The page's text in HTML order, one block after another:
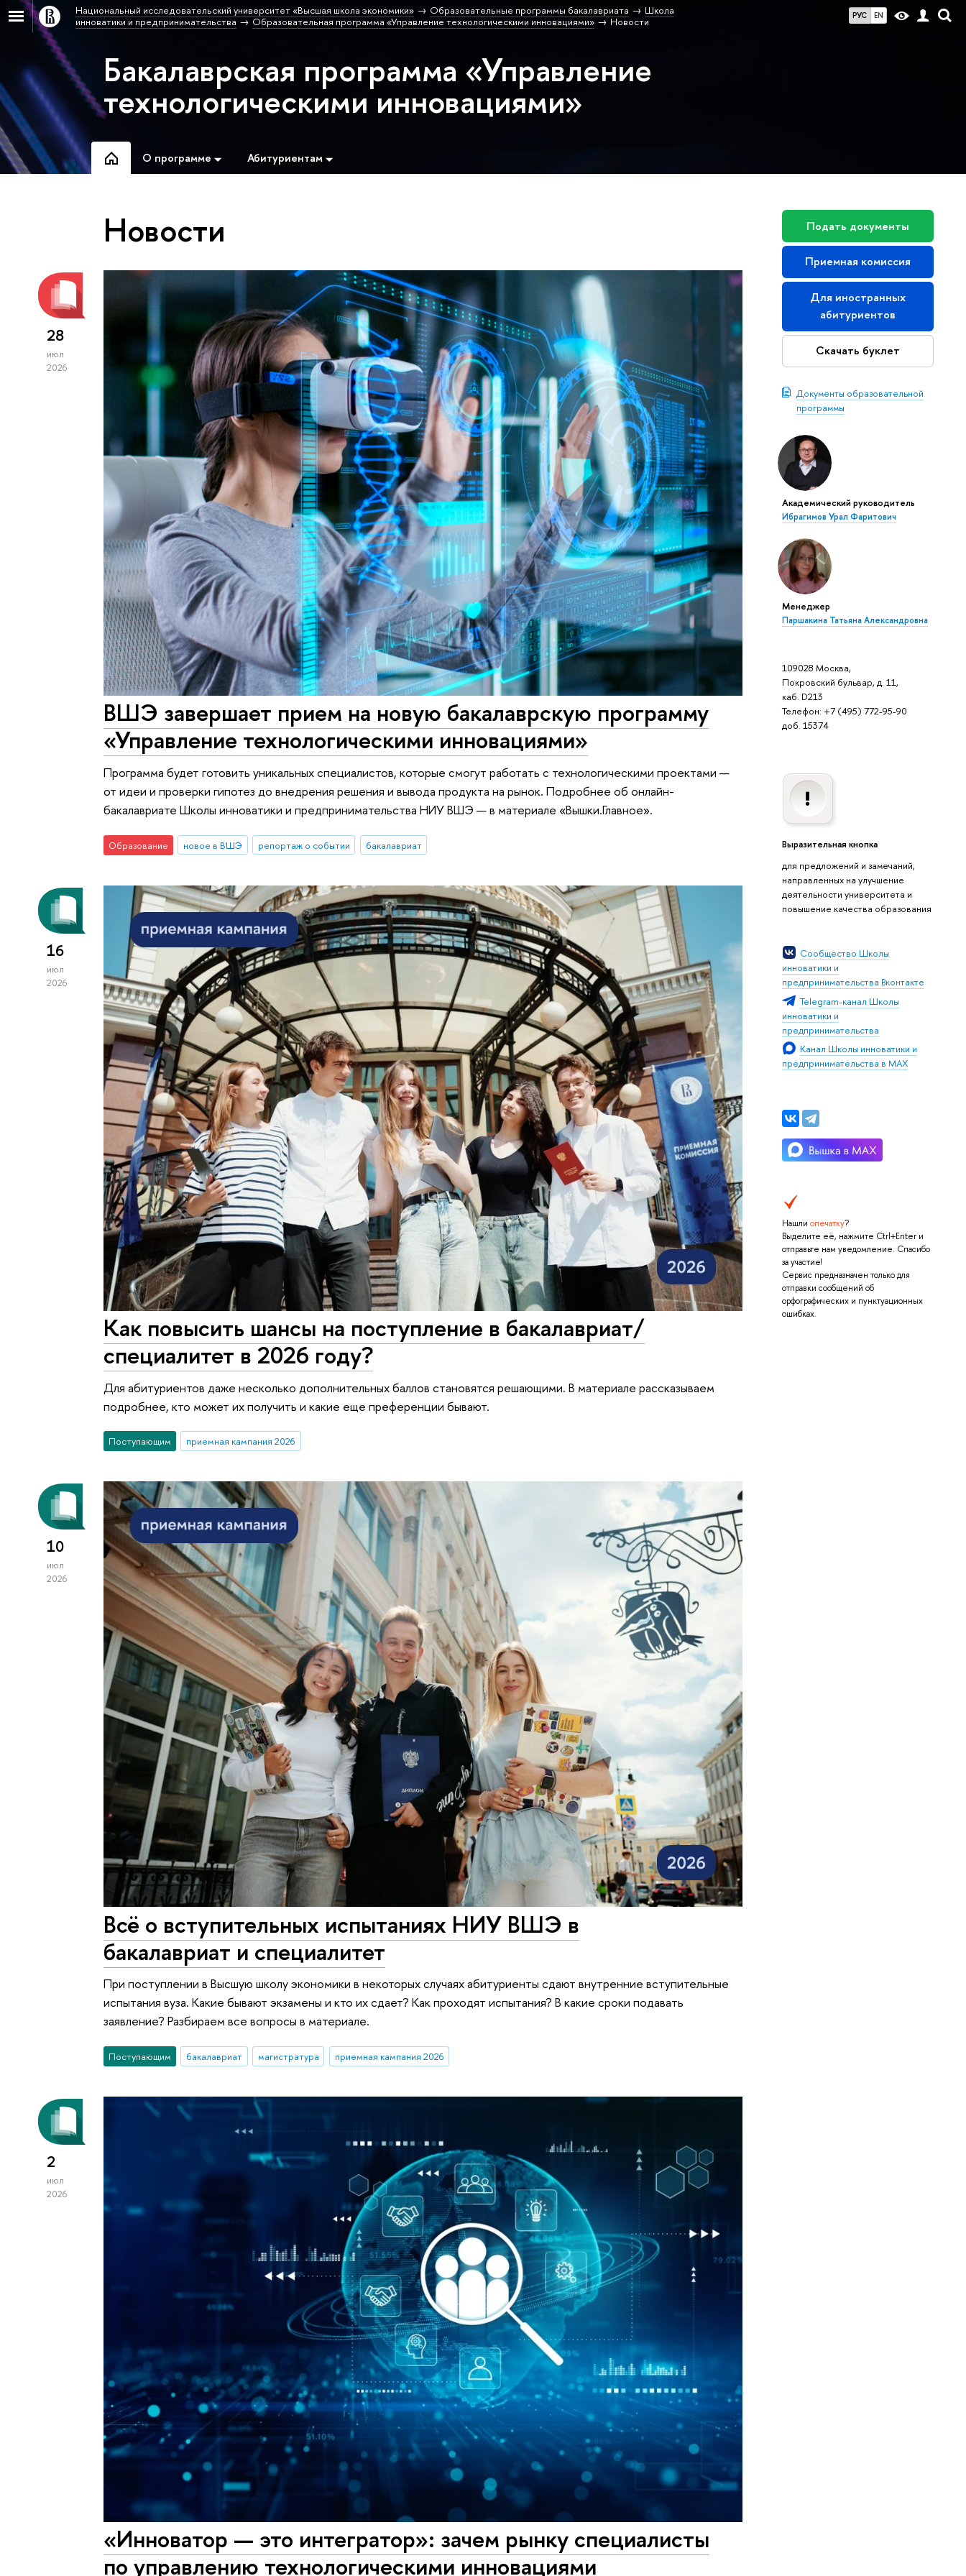
РУС EN
Национальный исследовательский университет «Высшая школа экономики» Образовательные программы бакалавриата
Школа
инноватики и предпринимательства
Образовательная программа «Управление технологическими инновациями» Новости
Бакалаврская программа «Управление
технологическими инновациями»
О программе Абитуриентам
Подать документы
Приемная комиссия
Для иностранных
абитуриентов
Скачать буклет
Документы образовательной
программы
Академический руководитель
Ибрагимов Урал Фаритович
Менеджер
Паршакина Татьяна Александровна
109028 Москва,
Покровский бульвар, д. 11,
каб. D213
Телефон: +7 (495) 772-95-90
доб. 15374
Выразительная кнопка
для предложений и замечаний,
направленных на улучшение
деятельности университета и
повышение качества образования
Сообщество Школы
инноватики и
предпринимательства Вконтакте
Telegram-канал Школы
инноватики и
предпринимательства
Канал Школы инноватики и
предпринимательства в MAX
Нашли опечатку?
Выделите её, нажмите Ctrl+Enter и
отправьте нам уведомление. Спасибо
за участие!
Сервис предназначен только для
отправки сообщений об
орфографических и пунктуационных
ошибках.
Новости
28
июл
2026
ВШЭ завершает прием на новую бакалаврскую программу
«Управление технологическими инновациями»
Программа будет готовить уникальных специалистов, которые смогут работать с технологическими проектами —
от идеи и проверки гипотез до внедрения решения и вывода продукта на рынок. Подробнее об онлайн-
бакалавриате Школы инноватики и предпринимательства НИУ ВШЭ — в материале «Вышки.Главное».
Образование новое в ВШЭ репортаж о событии бакалавриат
16
июл
2026
Как повысить шансы на поступление в бакалавриат/
специалитет в 2026 году?
Для абитуриентов даже несколько дополнительных баллов становятся решающими. В материале рассказываем
подробнее, кто может их получить и какие еще преференции бывают.
Поступающим приемная кампания 2026
10
июл
2026
Всё о вступительных испытаниях НИУ ВШЭ в
бакалавриат и специалитет
При поступлении в Высшую школу экономики в некоторых случаях абитуриенты сдают внутренние вступительные
испытания вуза. Какие бывают экзамены и кто их сдает? Как проходят испытания? В какие сроки подавать
заявление? Разбираем все вопросы в материале.
Поступающим бакалавриат магистратура приемная кампания 2026
2
июл
2026
«Инноватор — это интегратор»: зачем рынку специалисты
по управлению технологическими инновациями